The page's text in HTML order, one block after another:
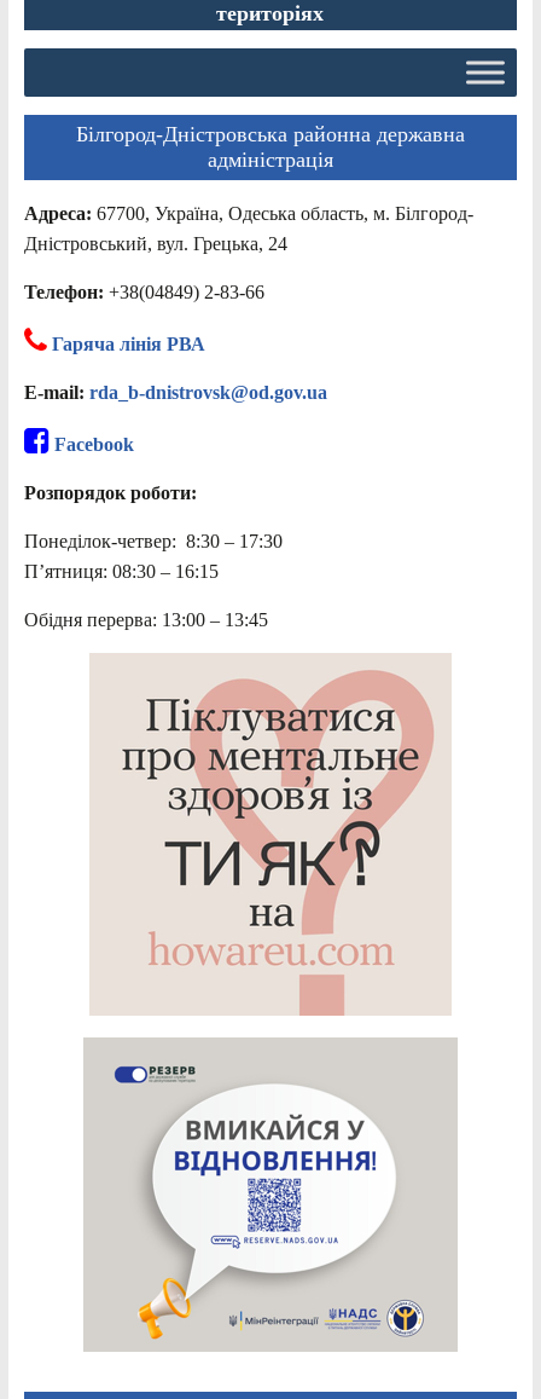
територіях
Білгород-Дністровська районна державна
адміністрація
Адреса: 67700, Україна, Одеська область, м. Білгород-
Дністровський, вул. Грецька, 24
Телефон: +38(04849) 2-83-66
Гаряча лінія РВА
E-mail: rda_b-dnistrovsk@od.gov.ua
Facebook
Розпорядок роботи:
Понеділок-четвер: 8:30 – 17:30
П’ятниця: 08:30 – 16:15
Обідня перерва: 13:00 – 13:45